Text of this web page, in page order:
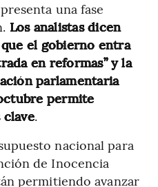
una fase
Los analistas dicen
el gobierno entra
en reformas” y la
parlamentaria
permite
.
nacional para
de Inocencia
permitiendo avanzar